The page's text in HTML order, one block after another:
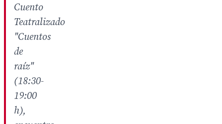
Cuento
Teatralizado
"Cuentos
de
raíz"
(18:30-
19:00
h),